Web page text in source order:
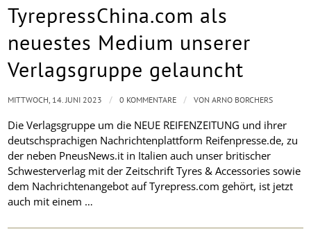
TyrepressChina.com als
neuestes Medium unserer
Verlagsgruppe gelauncht
Die Verlagsgruppe um die NEUE REIFENZEITUNG und ihrer
deutschsprachigen Nachrichtenplattform Reifenpresse.de, zu
der neben PneusNews.it in Italien auch unser britischer
Schwesterverlag mit der Zeitschrift Tyres & Accessories sowie
dem Nachrichtenangebot auf Tyrepress.com gehört, ist jetzt
auch mit einem …
MITTWOCH, 14. JUNI 2023 / 0 KOMMENTARE / VONARNO BORCHERS